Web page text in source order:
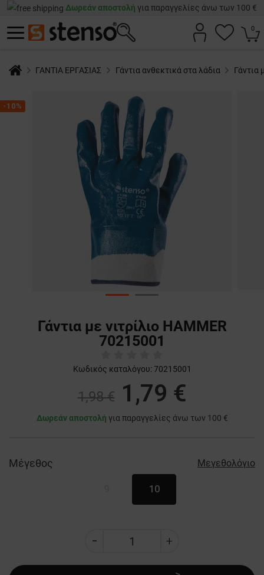
Δωρεάν αποστολή για παραγγελίες άνω των 100 €
0
ΓΑΝΤΙΑ ΕΡΓΑΣΙΑΣ Γάντια ανθεκτικά στα λάδια Γάντια
-10%
Γάντια με νιτρίλιο HAMMER
70215001
Κωδικός καταλόγου: 70215001
1,98 € 1,79 €
Δωρεάν αποστολή για παραγγελίες άνω των 100 €
Μέγεθος Μεγεθολόγιο
10